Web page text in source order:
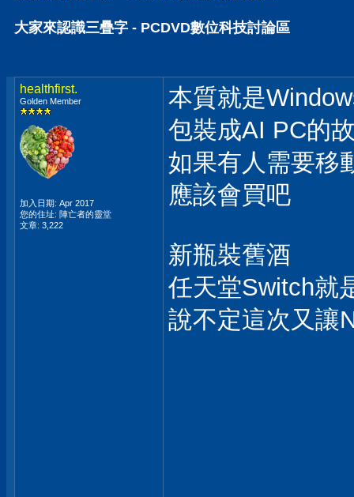
大家來認識三疊字 - PCDVD數位科技討論區
healthfirst.
Golden Member
加入日期: Apr 2017
您的住址: 陣亡者的靈堂
文章: 3,222
本質就是
包裝成AI PC的
如果有人需要移
應該會買吧
新瓶裝舊酒
任天堂Switch就
說不定這次又讓